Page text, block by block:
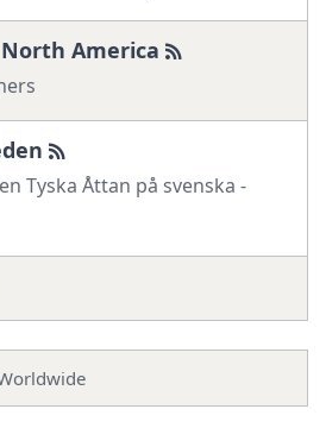
America
Tyska Åttan på svenska -